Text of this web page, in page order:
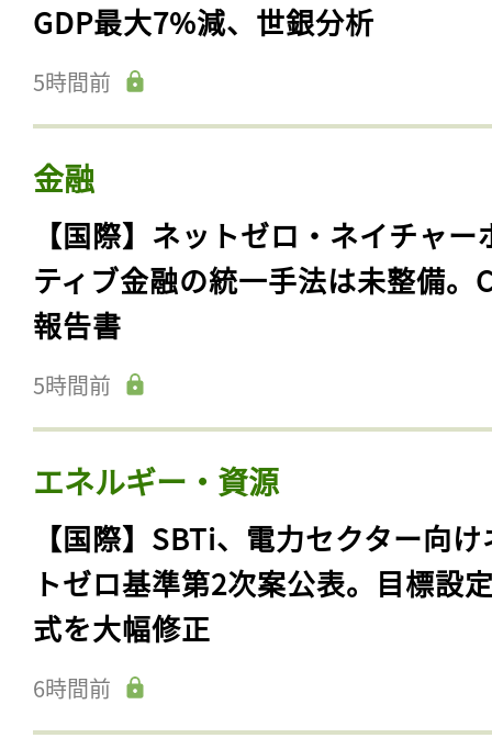
GDP最大7%減、世銀分析
5時間前
金融
【国際】ネットゼロ・ネイチャー
ティブ金融の統一手法は未整備。
報告書
5時間前
エネルギー・資源
【国際】SBTi、電力セクター向
トゼロ基準第2次案公表。目標設
式を大幅修正
6時間前